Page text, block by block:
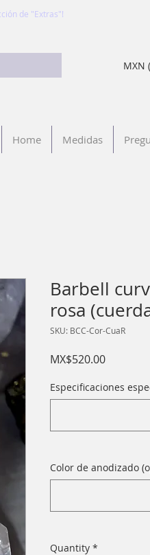
de "Extras"!
MXN
Home Medidas
Barbell
rosa
SKU: BCC-Cor-CuaR
MX$520.00Price
Especificaciones
Color de anodizado
Quantity *